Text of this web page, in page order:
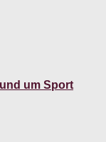
um Sport